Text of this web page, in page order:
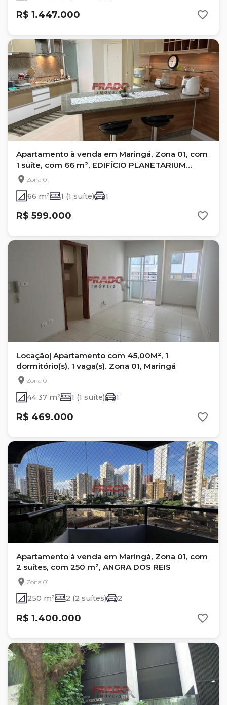
R$ 1.447.000
Apartamento à venda em Maringá, Zona 01, com
1 suíte, com 66 m², EDIFÍCIO PLANETARIUM
TOWER
Zona 01
66 m² 1 (1 suíte) 1
R$ 599.000
Locação| Apartamento com 45,00M², 1
dormitório(s), 1 vaga(s). Zona 01, Maringá
Zona 01
44.37 m² 1 (1 suíte) 1
R$ 469.000
Apartamento à venda em Maringá, Zona 01, com
2 suítes, com 250 m², ANGRA DOS REIS
Zona 01
250 m² 2 (2 suítes) 2
R$ 1.400.000